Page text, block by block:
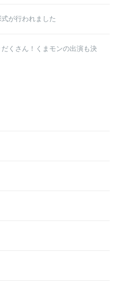
が行われました
くさん！くまモンの出演も決